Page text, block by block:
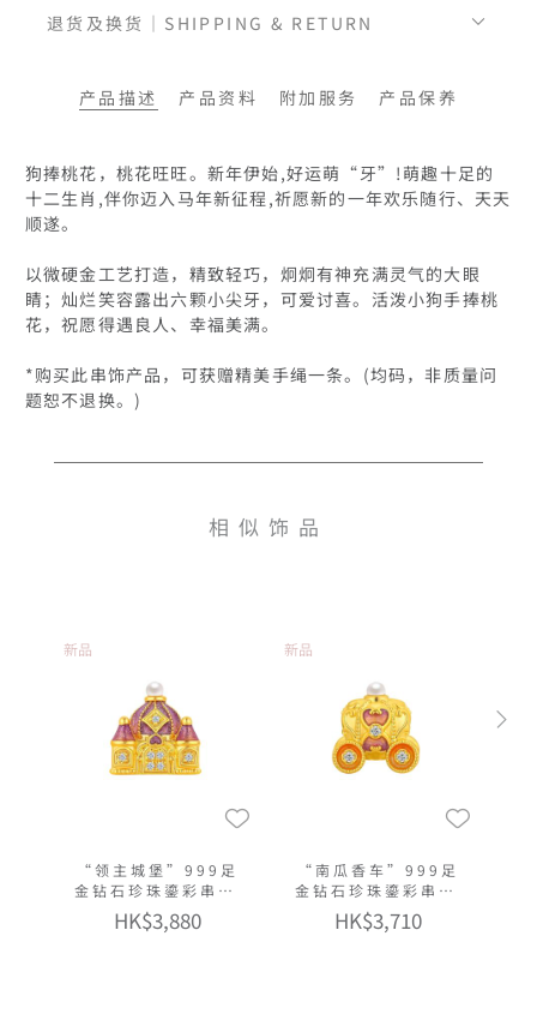
退货及换货｜SHIPPING & RETURN
产品描述 产品资料 附加服务 产品保养
狗捧桃花，桃花旺旺。新年伊始,好运萌“牙”!萌趣十足的
十二生肖,伴你迈入马年新征程,祈愿新的一年欢乐随行、天天
顺遂。
以微硬金工艺打造，精致轻巧，炯炯有神充满灵气的大眼
睛；灿烂笑容露出六颗小尖牙，可爱讨喜。活泼小狗手捧桃
花，祝愿得遇良人、幸福美满。
*购买此串饰产品，可获赠精美手绳一条。(均码，非质量问
题恕不退换。)
相似饰品
新品
“领主城堡”999足
金钻石珍珠鎏彩串饰
连手绳
HK$3,880
新品
“南瓜香车”999足
金钻石珍珠鎏彩串饰
连手绳
HK$3,710